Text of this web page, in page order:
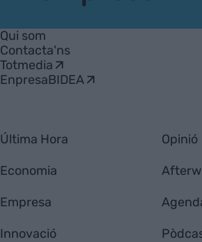
Empresa
Qui som
Contacta'ns
Totmedia
EnpresaBIDEA
Última Hora
Economia
Empresa
Innovació
Opinió